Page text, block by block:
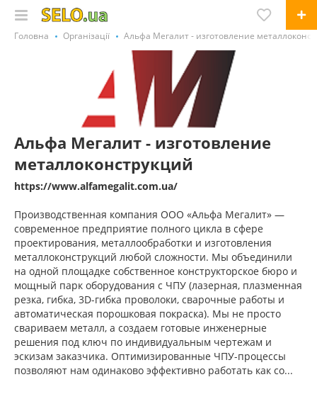
Головна Організації Альфа Мегалит - изготовление
Альфа Мегалит - изготовление
металлоконструкций
https://www.alfamegalit.com.ua/
Производственная компания ООО «Альфа Мегалит» —
современное предприятие полного цикла в сфере
проектирования, металлообработки и изготовления
металлоконструкций любой сложности. Мы объединили
на одной площадке собственное конструкторское бюро и
мощный парк оборудования с ЧПУ (лазерная, плазменная
резка, гибка, 3D-гибка проволоки, сварочные работы и
автоматическая порошковая покраска). Мы не просто
свариваем металл, а создаем готовые инженерные
решения под ключ по индивидуальным чертежам и
эскизам заказчика. Оптимизированные ЧПУ-процессы
позволяют нам одинаково эффективно работать как со...